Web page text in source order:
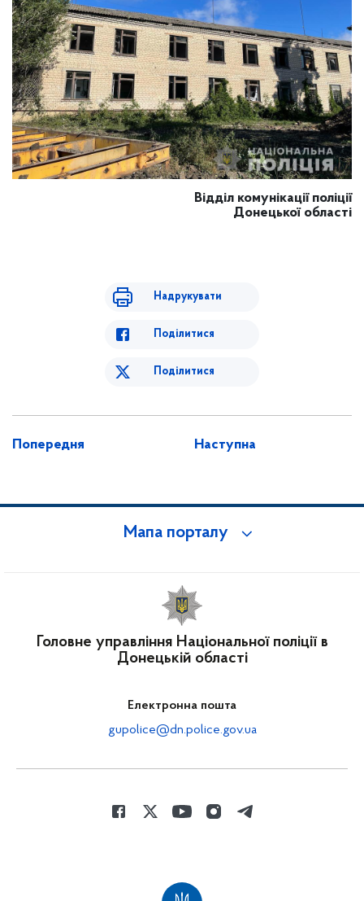
Відділ комунікації поліції
Донецької області
Надрукувати
Поділитися
Поділитися
Попередня Наступна
Мапа порталу
Головне управління Національної поліції в
Донецькій області
Електронна пошта
gupolice@dn.police.gov.ua